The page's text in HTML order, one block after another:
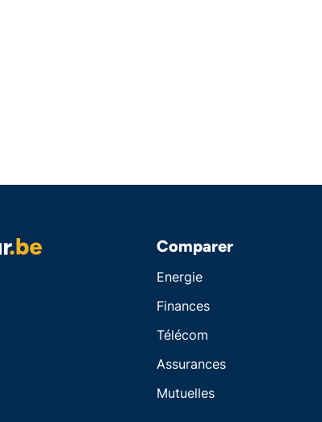
Comparer
Energie
Finances
Télécom
Assurances
Mutuelles